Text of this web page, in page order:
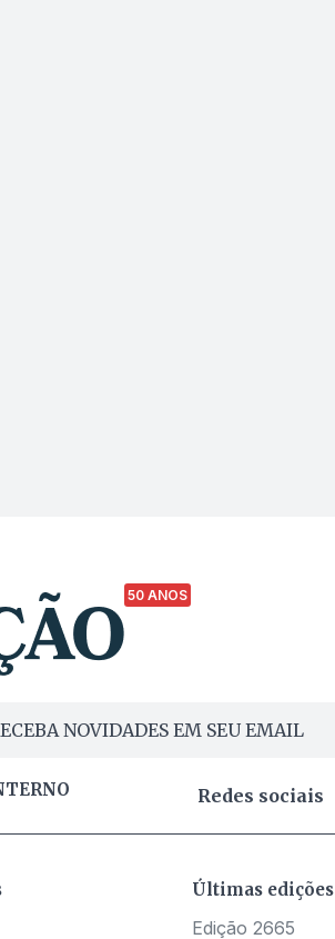
50 ANOS
NOVIDADES EM SEU EMAIL
Redes sociais
Últimas edições
Edição 2665